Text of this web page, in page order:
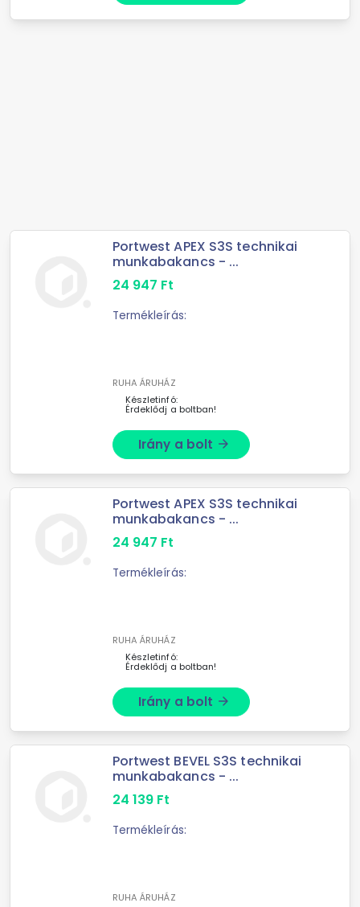
Portwest APEX S3S technikai
munkabakancs - ...
24 947 Ft
Termékleírás:
RUHA ÁRUHÁZ
Készletinfó:
Érdeklődj a boltban!
Irány a bolt arrow_forward
Portwest APEX S3S technikai
munkabakancs - ...
24 947 Ft
Termékleírás:
RUHA ÁRUHÁZ
Készletinfó:
Érdeklődj a boltban!
Irány a bolt arrow_forward
Portwest BEVEL S3S technikai
munkabakancs - ...
24 139 Ft
Termékleírás:
RUHA ÁRUHÁZ